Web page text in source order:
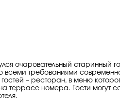
очаровательный старинный
всеми требованиями
– ресторан, в меню
террасе номера. Гости могут